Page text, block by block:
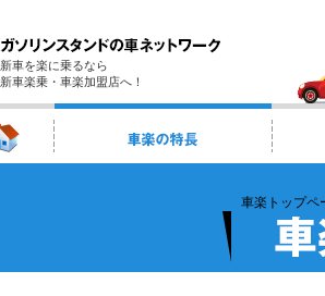
新車を楽に乗るなら
新車楽乗・車楽加盟店へ！
車楽トップペ